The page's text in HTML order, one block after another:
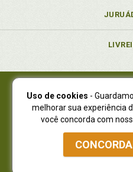
Juruá Editora Ltda.,
Juruá Informática Ltda.,
NOVO ENDEREÇO:R. Flávio
Curitiba -
Atendimento: (41) 4009-3900|
Uso de cookies -
melhorar sua experiência
você concorda com